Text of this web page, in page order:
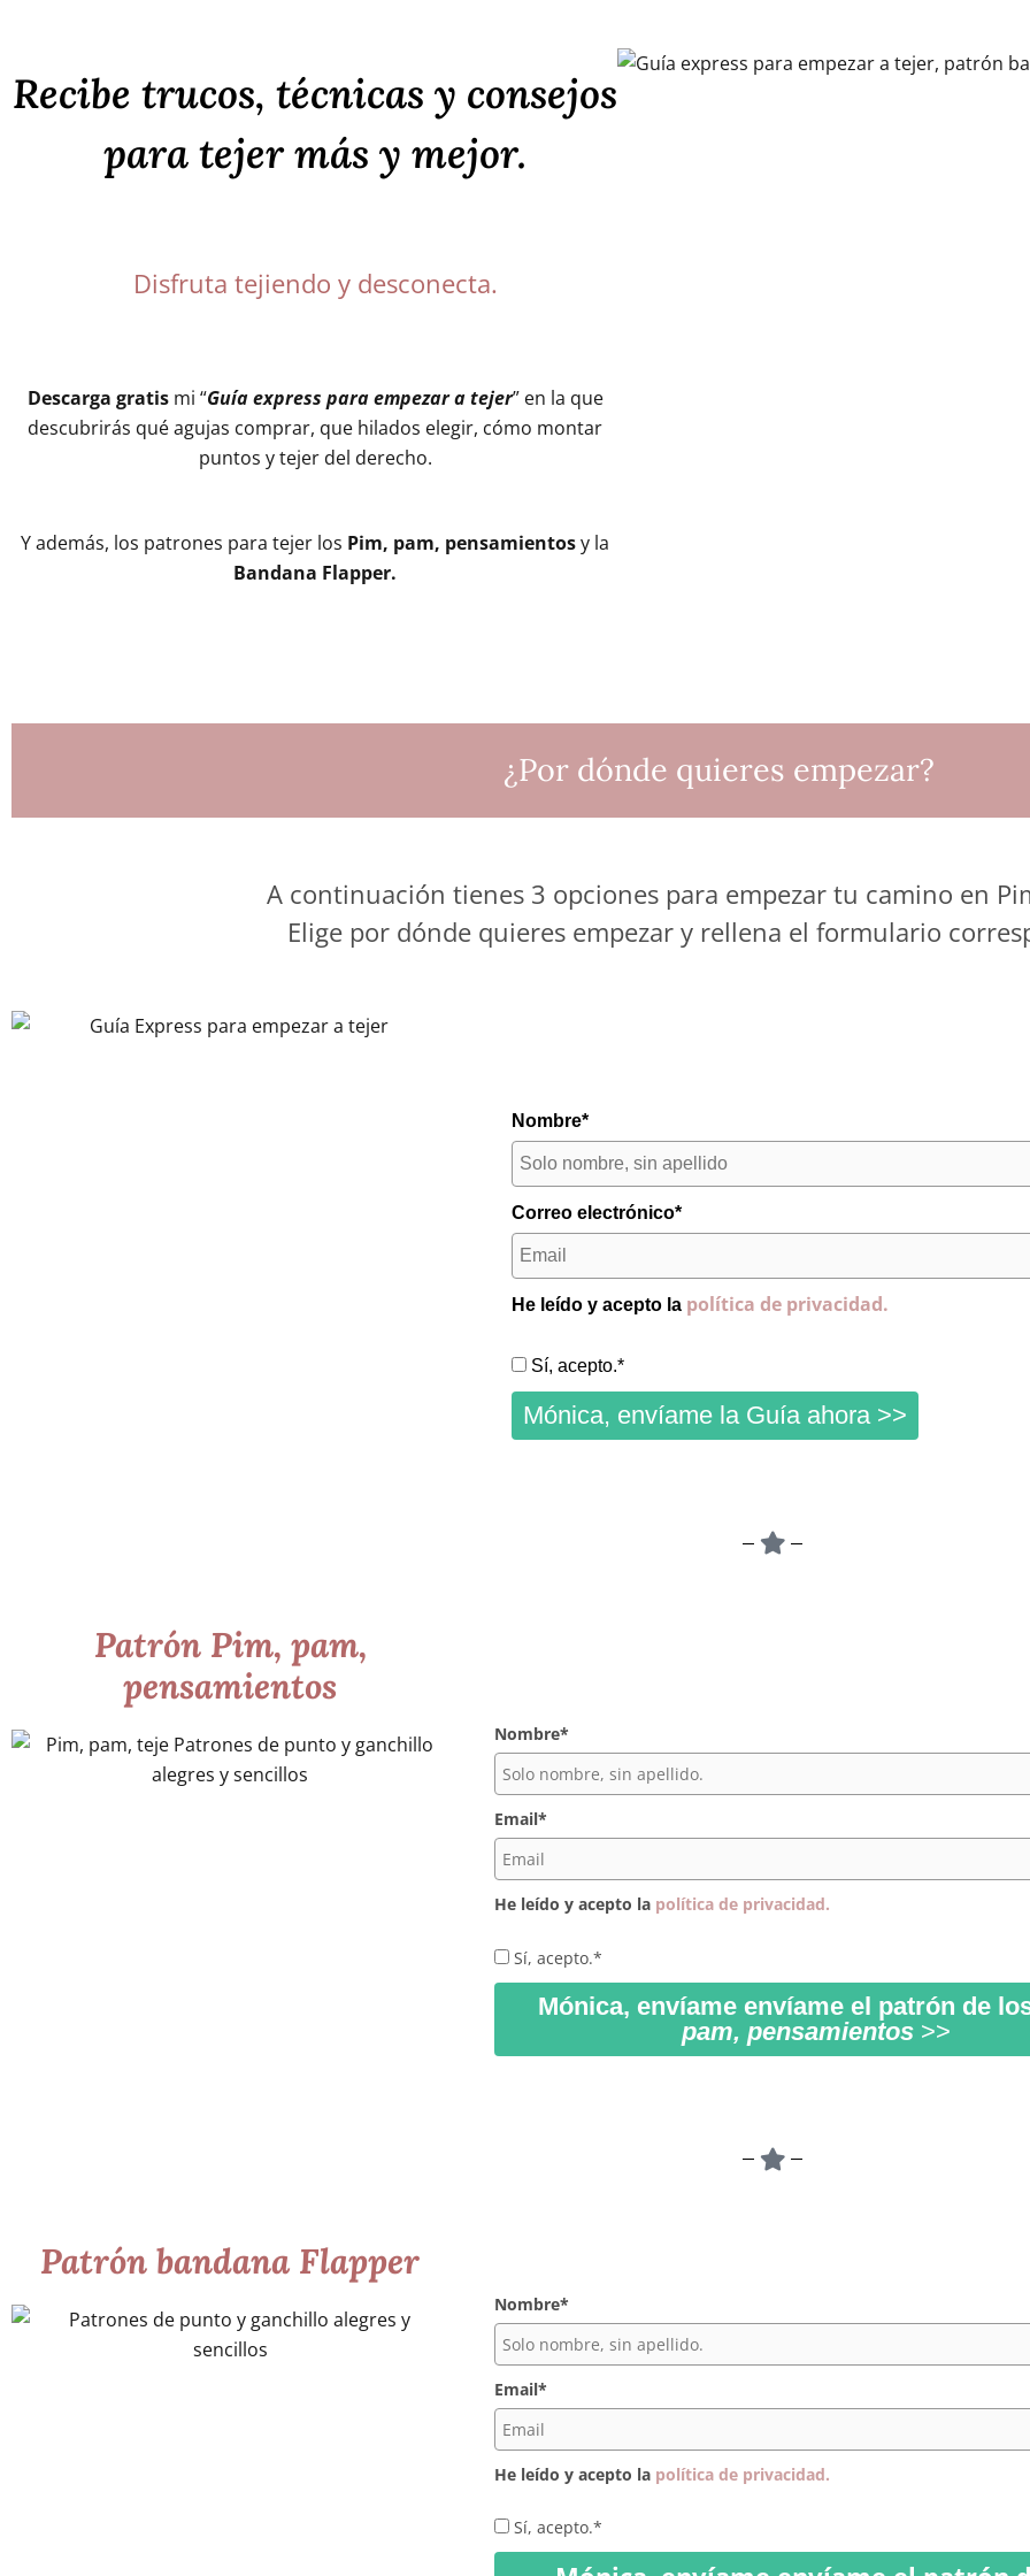
Recibe trucos, técnicas y consejos
para tejer más y mejor.
Disfruta tejiendo y desconecta.
Descarga gratismi “Guía express para empezar a tejer” en la que
descubrirás qué agujas comprar, que hilados elegir, cómo montar
puntos y tejer del derecho.
Y además, los patrones para tejer los Pim, pam, pensamientosy la
Bandana Flapper.
¿Por dónde quieres empezar?
A continuación tienes 3 opciones para empezar tu camino en
Elige por dónde quieres empezar y rellena el formulario
Nombre*
Correo electrónico*
He leído y acepto la política de privacidad.
Sí, acepto.*
Mónica, envíame la Guía ahora >>
Patrón Pim, pam,
pensamientos
Nombre*
Email*
He leído y acepto la política de privacidad.
Sí, acepto.*
Mónica, envíame envíame el patrón de
pam, pensamientos >>
Patrón bandana Flapper
Nombre*
Email*
He leído y acepto la política de privacidad.
Sí, acepto.*